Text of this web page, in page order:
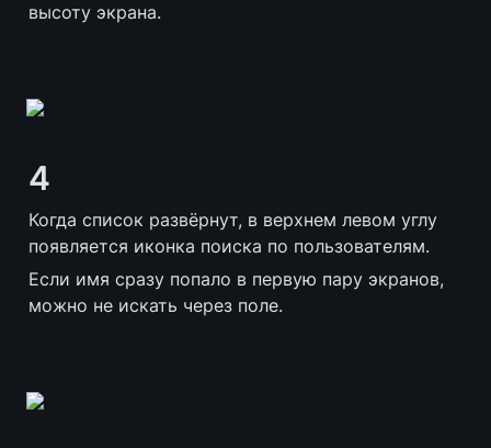
высоту экрана.
4
Когда список развёрнут, в верхнем левом углу
появляется иконка поиска по пользователям.
Если имя сразу попало в первую пару экранов,
можно не искать через поле.